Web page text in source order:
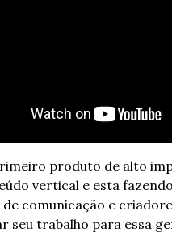
produto de alto
vertical e esta
de comunicação e
seu trabalho para essa